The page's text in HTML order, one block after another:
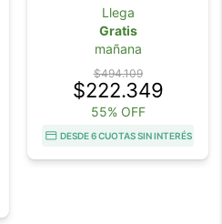
Llega
Gratis
mañana
$494.109
$222.349
55% OFF
DESDE 6 CUOTAS SIN INTERÉS